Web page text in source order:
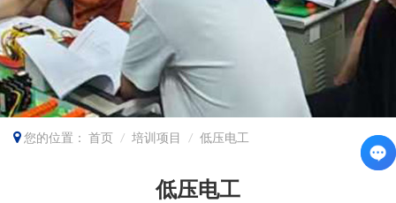
您的位置： 首页 培训项目 低压电工
低压电工